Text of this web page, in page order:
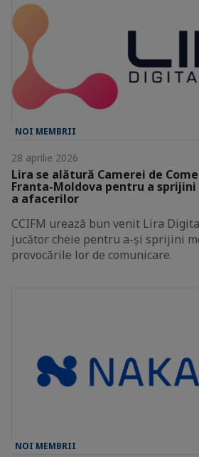
NOI MEMBRII
28 aprilie 2026
Lira se alătură Camerei de
Franta-Moldova pentru a
a afacerilor
CCIFM urează bun venit Lira
jucător cheie pentru a-și sprijini
provocările lor de comunicare.
NOI MEMBRII